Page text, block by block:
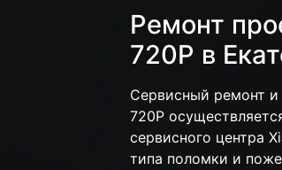
Ремонт
720P в
Сервисный ремонт и
720P
сервисного центра
типа поломки и